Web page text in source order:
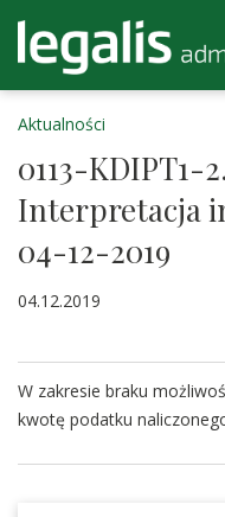
Aktualności
0113-KDIPT1-
Interpretacja
04-12-2019
04.12.2019
W zakresie braku
kwotę podatku